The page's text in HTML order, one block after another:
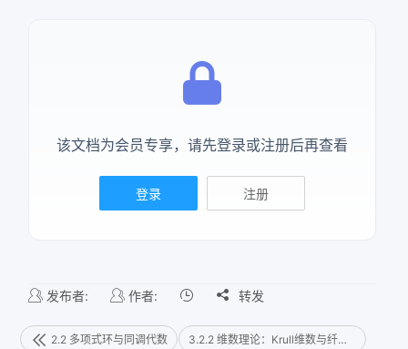
该文档为会员专享，请先登录或注册后再查看
登录 注册
发布者: 作者:  转发
2.2 多项式环与同调代数 3.2.2 维数理论：Krull维数与纤维维数